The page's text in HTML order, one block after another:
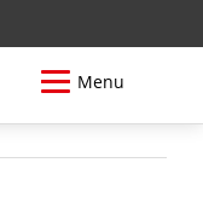
Menu